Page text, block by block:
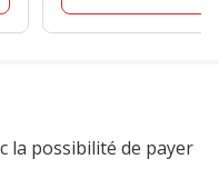
la possibilité de payer